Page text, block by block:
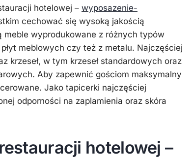
hotelowej – wyposazenie-
cechować się wysoką jakością
wyprodukowane z różnych typów
płyt meblowych czy też z metalu. Najczęściej
krzeseł, w tym krzeseł standardowych oraz
Aby zapewnić gościom maksymalny
Jako tapicerki najczęściej
odporności na zaplamienia oraz skóra
hotelowej –